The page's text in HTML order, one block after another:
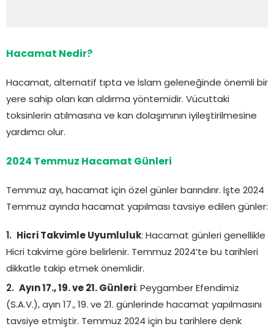
Hacamat Nedir?
Hacamat, alternatif tıpta ve İslam geleneğinde önemli bir
yere sahip olan kan aldırma yöntemidir. Vücuttaki
toksinlerin atılmasına ve kan dolaşımının iyileştirilmesine
yardımcı olur.
2024 Temmuz Hacamat Günleri
Temmuz ayı, hacamat için özel günler barındırır. İşte 2024
Temmuz ayında hacamat yapılması tavsiye edilen günler:
Hicri Takvimle Uyumluluk: Hacamat günleri genellikle
Hicri takvime göre belirlenir. Temmuz 2024’te bu tarihleri
dikkatle takip etmek önemlidir.
Ayın 17., 19. ve 21. Günleri : Peygamber Efendimiz
(S.A.V.), ayın 17., 19. ve 21. günlerinde hacamat yapılmasını
tavsiye etmiştir. Temmuz 2024 için bu tarihlere denk